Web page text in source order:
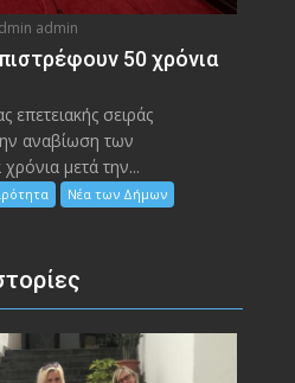
admin
50 χρόνια
επετειακής σειράς
αναβίωση των
μετά την...
Νέα των Δήμων